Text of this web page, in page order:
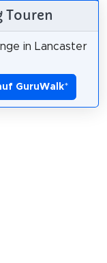
Touren
in Lancaster
GuruWalk*